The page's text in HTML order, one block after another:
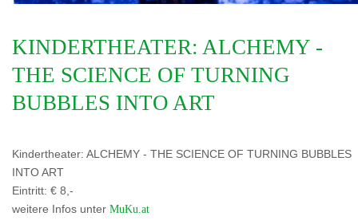
KINDERTHEATER: ALCHEMY -
THE SCIENCE OF TURNING
BUBBLES INTO ART
Kindertheater: ALCHEMY - THE SCIENCE OF TURNING BUBBLES
INTO ART
Eintritt: € 8,-
weitere Infos unter MuKu.at